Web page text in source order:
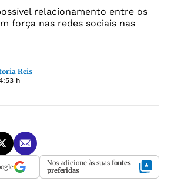
relacionamento entre os
força nas redes sociais nas
Reis
h
Nos adicione às suas fontes
preferidas